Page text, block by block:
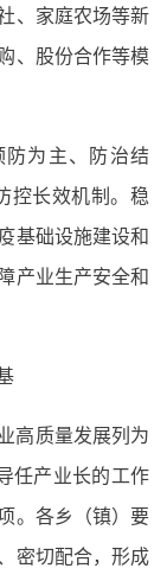
、家庭农场等新
、股份合作等模
防为主、防治结
控长效机制。稳
基础设施建设和
产业生产安全和
高质量发展列为
任产业长的工作
。各乡（镇）要
密切配合，形成